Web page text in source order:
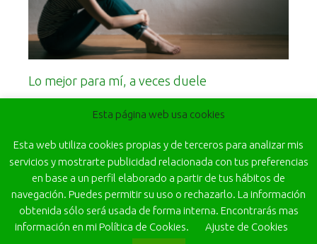
Lo mejor para mí, a veces duele
Esta página web usa cookies
Esta web utiliza cookies propias y de terceros para analizar mis
servicios y mostrarte publicidad relacionada con tus preferencias
en base a un perfil elaborado a partir de tus hábitos de
navegación. Puedes permitir su uso o rechazarlo. La información
obtenida sólo será usada de forma interna. Encontrarás mas
información en mi Política de Cookies.
Ajuste de Cookies